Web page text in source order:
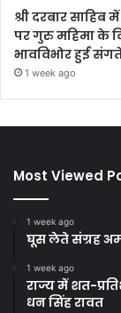
श्री दरबार साहिब
पर गुरु महिमा के
भावविभोर हुई
1 week ago
Most Viewed
1 week ago
घूस लेते संग्रह
1 week ago
राज्य में शत-
धन सिंह रावत